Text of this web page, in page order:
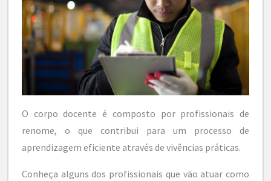
O corpo docente é composto por profissionais de
renome, o que contribui para um processo de
aprendizagem eficiente através de vivências práticas.
Conheça alguns dos profissionais que vão atuar como